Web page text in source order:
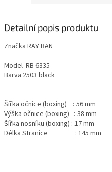
Detailní popis produktu
Značka RAY BAN
Model RB 6335
Barva 2503 black
Šířka očnice (boxing) : 56 mm
Výška očnice (boxing) : 38 mm
Šířka nosníku (boxing) : 17 mm
Délka Stranice : 145 mm